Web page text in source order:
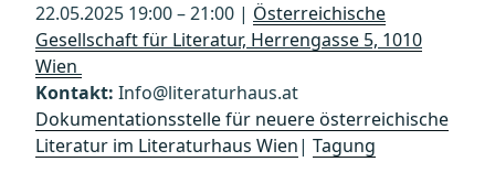
22.05.2025 19:00 – 21:00 | Österreichische
Gesellschaft für Literatur, Herrengasse 5, 1010
Wien
Kontakt: Info@literaturhaus.at
Dokumentationsstelle für neuere österreichische
Literatur im Literaturhaus Wien| Tagung